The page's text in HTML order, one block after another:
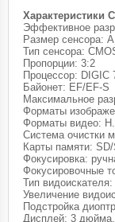
Характеристики
Эффективное
Размер сенсора:
Тип сенсора:
Пропорции: 3:2
Процессор: DIGIC
Байонет: EF/EF-S
Максимальное
Форматы
Форматы видео:
Система очистки
Карты памяти:
Фокусировка:
Фокусировочные
Тип видоискателя:
Увеличение
Подстройка
Дисплей: 3 дюйма,